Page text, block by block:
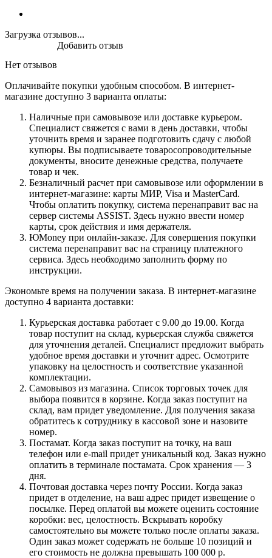
Загрузка отзывов...
Нет отзывов
Добавить отзыв
Оплачивайте покупки удобным способом. В интернет-
магазине доступно 3 варианта оплаты:
Наличные при самовывозе или доставке курьером.
Специалист свяжется с вами в день доставки, чтобы
уточнить время и заранее подготовить сдачу с любой
купюры. Вы подписываете товаросопроводительные
документы, вносите денежные средства, получаете
товар и чек.
Безналичный расчет при самовывозе или оформлении в
интернет-магазине: карты МИР, Visa и MasterCard.
Чтобы оплатить покупку, система перенаправит вас на
сервер системы ASSIST. Здесь нужно ввести номер
карты, срок действия и имя держателя.
ЮMoney при онлайн-заказе. Для совершения покупки
система перенаправит вас на страницу платежного
сервиса. Здесь необходимо заполнить форму по
инструкции.
Экономьте время на получении заказа. В интернет-магазине
доступно 4 варианта доставки:
Курьерская доставка работает с 9.00 до 19.00. Когда
товар поступит на склад, курьерская служба свяжется
для уточнения деталей. Специалист предложит выбрать
удобное время доставки и уточнит адрес. Осмотрите
упаковку на целостность и соответствие указанной
комплектации.
Самовывоз из магазина. Список торговых точек для
выбора появится в корзине. Когда заказ поступит на
склад, вам придет уведомление. Для получения заказа
обратитесь к сотруднику в кассовой зоне и назовите
номер.
Постамат. Когда заказ поступит на точку, на ваш
телефон или e-mail придет уникальный код. Заказ нужно
оплатить в терминале постамата. Срок хранения — 3
дня.
Почтовая доставка через почту России. Когда заказ
придет в отделение, на ваш адрес придет извещение о
посылке. Перед оплатой вы можете оценить состояние
коробки: вес, целостность. Вскрывать коробку
самостоятельно вы можете только после оплаты заказа.
Один заказ может содержать не больше 10 позиций и
его стоимость не должна превышать 100 000 р.